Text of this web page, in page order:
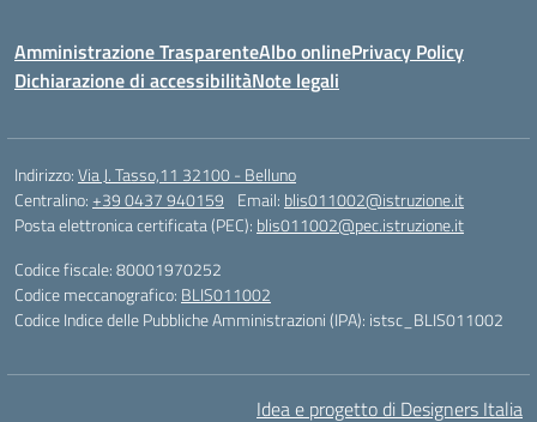
Amministrazione TrasparenteAlbo onlinePrivacy Policy
Dichiarazione di accessibilitàNote legali
Indirizzo:Via J. Tasso,11 32100 - Belluno
Centralino:+39 0437 940159 Email: blis011002@istruzione.it
Posta elettronica certificata (PEC): blis011002@pec.istruzione.it
Codice fiscale: 80001970252
Codice meccanografico: BLIS011002
Codice Indice delle Pubbliche Amministrazioni (IPA): istsc_BLIS011002
Idea e progetto di Designers Italia